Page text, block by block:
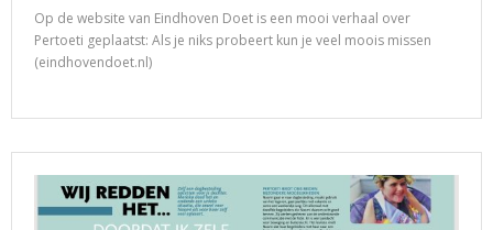
Op de website van Eindhoven Doet is een mooi verhaal over
Pertoeti geplaatst: Als je niks probeert kun je veel moois missen
(eindhovendoet.nl)